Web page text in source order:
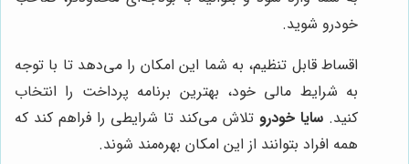
خودرو شوید.
اقساط قابل تنظیم، به شما این امکان را می‌دهد تا با توجه
به شرایط مالی خود، بهترین برنامه پرداخت را انتخاب
کنید. سایا خودرو تلاش می‌کند تا شرایطی را فراهم کند که
همه افراد بتوانند از این امکان بهره‌مند شوند.